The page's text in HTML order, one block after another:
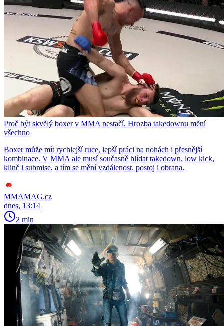
Proč být skvělý boxer v MMA nestačí. Hrozba takedownu mění
všechno
Boxer může mít rychlejší ruce, lepší práci na nohách i přesnější
kombinace. V MMA ale musí současně hlídat takedown, low kick,
klinč i submise, a tím se mění vzdálenost, postoj i obrana.
MMAMAG.cz
dnes, 13:14
2 min